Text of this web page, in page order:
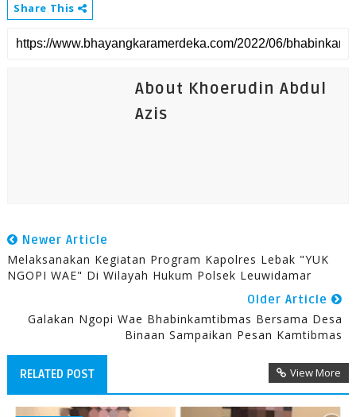
Share This
About Khoerudin Abdul
Azis
Newer Article
Melaksanakan Kegiatan Program Kapolres Lebak "YUK
NGOPI WAE" Di Wilayah Hukum Polsek Leuwidamar
Older Article
Galakan Ngopi Wae Bhabinkamtibmas Bersama Desa
Binaan Sampaikan Pesan Kamtibmas
RELATED POST View More